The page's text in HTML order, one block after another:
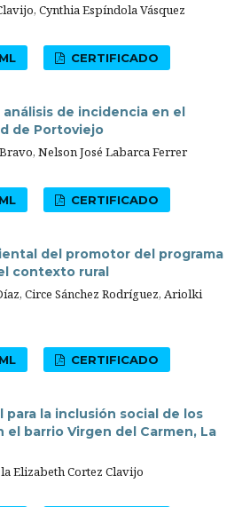
Cynthia Espíndola Vásquez
CERTIFICADO
de incidencia en el
de Portoviejo
Nelson José Labarca Ferrer
CERTIFICADO
del promotor del programa
contexto rural
Circe Sánchez Rodríguez, Ariolki
CERTIFICADO
la inclusión social de los
el barrio Virgen del Carmen, La
Elizabeth Cortez Clavijo